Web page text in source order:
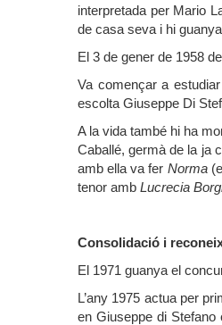
interpretada per Mario
de casa seva i hi
El 3 de gener de 1958
Va començar a
escolta Giuseppe Di
A la vida també hi ha
Caballé, germà de la ja
amb ella va fer Norma
tenor amb Lucrecia
Consolidació i
El 1971 guanya el
L’any 1975 actua per
en Giuseppe di Stefano